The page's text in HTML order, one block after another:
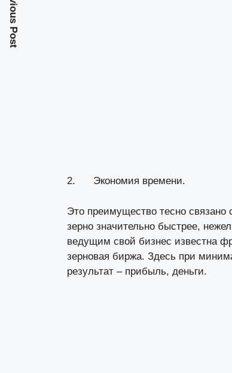
2. Экономия времени.
Это преимущество тесно связано
зерно значительно быстрее,
ведущим свой бизнес известна
зерновая биржа. Здесь при
результат – прибыль, деньги.
Previous Post